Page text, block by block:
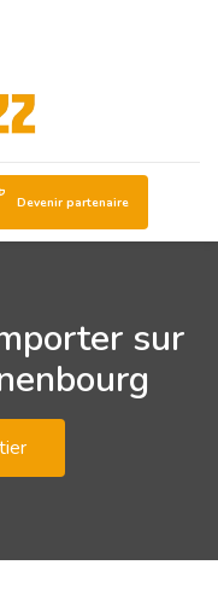
Devenir partenaire
sur